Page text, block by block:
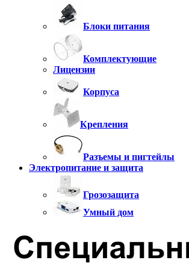
Блоки питания
Комплектующие
Лицензии
Корпуса
Крепления
Разъемы и пигтейлы
Электропитание и защита
Грозозащита
Умный дом